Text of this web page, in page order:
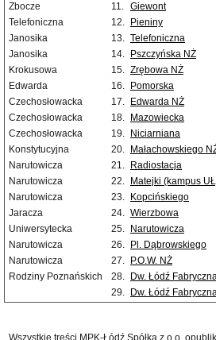
Zbocze
11. Giewont
Telefoniczna
12. Pieniny
Janosika
13. Telefoniczna
Janosika
14. Pszczyńska NŻ
Krokusowa
15. Zrębowa NŻ
Edwarda
16. Pomorska
Czechosłowacka
17. Edwarda NŻ
Czechosłowacka
18. Mazowiecka
Czechosłowacka
19. Niciarniana
Konstytucyjna
20. Małachowskiego
Narutowicza
21. Radiostacja
Narutowicza
22. Matejki (kampus
Narutowicza
23. Kopcińskiego
Jaracza
24. Wierzbowa
Uniwersytecka
25. Narutowicza
Narutowicza
26. Pl. Dąbrowskiego
Narutowicza
27. P.O.W. NŻ
Rodziny Poznańskich
28. Dw. Łódź
29.
Dw. Łódź
Wszystkie treści MPK-Łódź Spółka z o.o.